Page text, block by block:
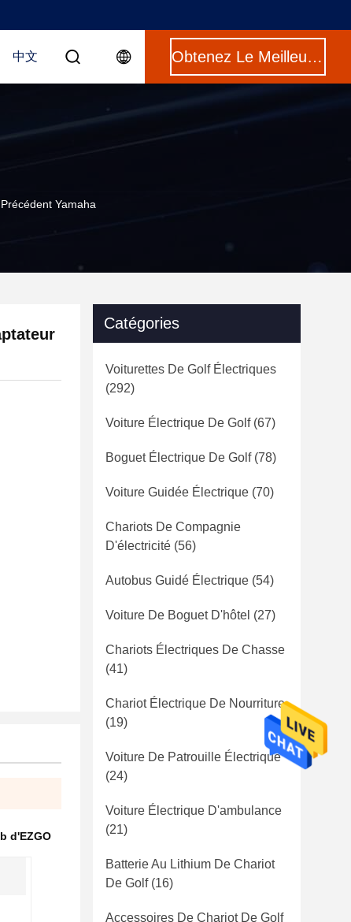
中文 Obtenez Le Meilleur Prix
Yamaha
d'EZGO
Catégories
Voiturettes De Golf Électriques
(292)
Voiture Électrique De Golf(67)
Boguet Électrique De Golf(78)
Voiture Guidée Électrique (70)
Chariots De Compagnie
D'électricité (56)
Autobus Guidé Électrique (54)
Voiture De Boguet D'hôtel (27)
Chariots Électriques De Chasse
(41)
Chariot Électrique De Nourriture
(19)
Voiture De Patrouille Électrique
(24)
Voiture Électrique D'ambulance
(21)
Batterie Au Lithium De Chariot
De Golf(16)
Accessoires De Chariot De Golf